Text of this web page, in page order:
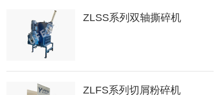
ZLSS系列双轴撕碎机
ZLFS系列切屑粉碎机